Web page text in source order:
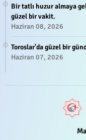
Bir tatlı huzur almaya
güzel bir vakit.
Haziran 08, 2026
Toroslar'da güzel bir
Haziran 07, 2026